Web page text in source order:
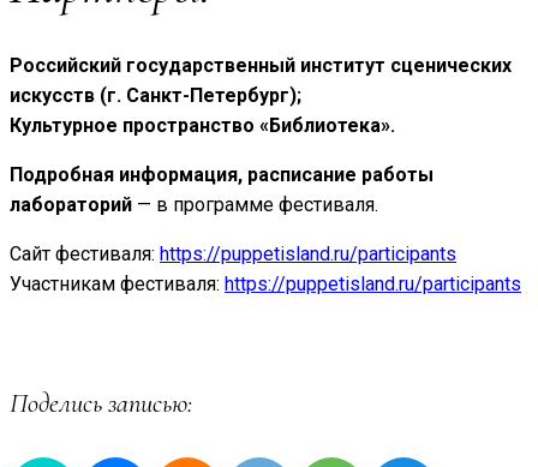
Российский государственный институт сценических
искусств (г. Санкт-Петербург);
Культурное пространство «Библиотека».
Подробная информация, расписание работы
лабораторий — в программе фестиваля.
Сайт фестиваля: https://puppetisland.ru/participants
Участникам фестиваля: https://puppetisland.ru/participants
Поделись записью: